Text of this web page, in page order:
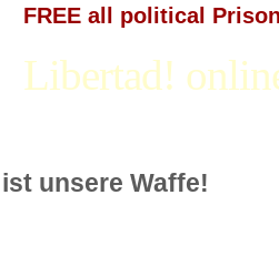
FREE all political
Libertad!
unsere Waffe!